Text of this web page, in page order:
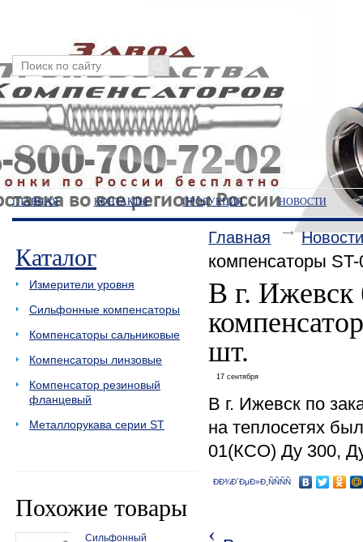
ГЛАВНАЯ КОНТАКТЫ ПРОДУКЦИЯ НОВОСТИ
Каталог
Измерители уровня
Сильфонные компенсаторы
Компенсаторы сальниковые
Компенсаторы линзовые
Компенсатор резиновый
фланцевый
Металлорукава серии ST
Похожие товары
Сильфонный
Главная
компенсаторы
В г. Ижевск
шт.
17 сентября
В г. Ижевск по
на теплосетях
01(КСО) Ду 300,
ÐÐ¾Ð´ÐµÐ»Ð¸ÑÑÑÑ
‹